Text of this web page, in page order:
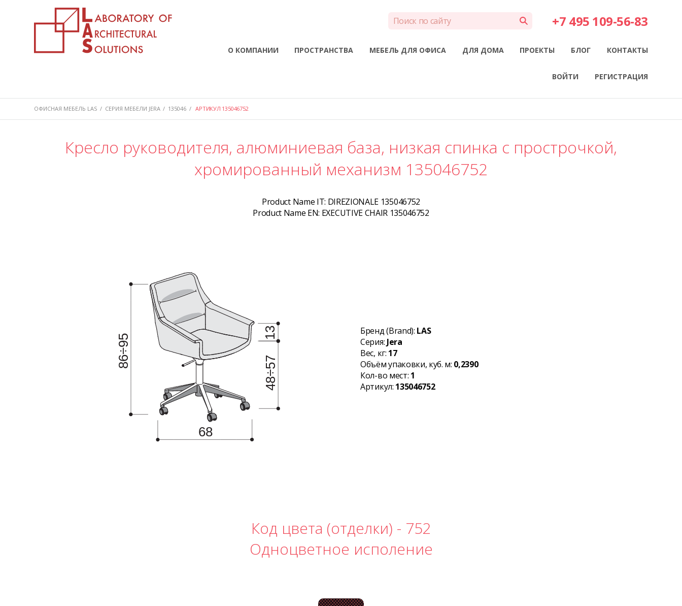
+7 495 109-56-83
О КОМПАНИИ ПРОСТРАНСТВА МЕБЕЛЬ ДЛЯ ОФИСА ДЛЯ ДОМА ПРОЕКТЫ БЛОГ КОНТАКТЫ
ВОЙТИ РЕГИСТРАЦИЯ
ОФИСНАЯ МЕБЕЛЬ LAS / СЕРИЯ МЕБЕЛИ JERA / 135046 / АРТИКУЛ 135046752
Кресло руководителя, алюминиевая база, низкая спинка с прострочкой,
хромированный механизм 135046752
Product Name IT: DIREZIONALE 135046752
Product Name EN: EXECUTIVE CHAIR 135046752
Бренд (Brand): LAS
Серия: Jera
Вес, кг: 17
Объём упаковки, куб. м: 0,2390
Кол-во мест: 1
Артикул: 135046752
Код цвета (отделки) - 752
Одноцветное исполение